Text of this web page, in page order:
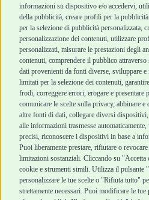
informazioni su dispositivo e/o accedervi,
della pubblicità, creare profili per la
per la selezione di pubblicità personalizzata,
personalizzazione dei contenuti, utilizzare
personalizzati, misurare le prestazioni degli
contenuti, comprendere il pubblico
dati provenienti da fonti diverse, sviluppare
limitati per la selezione dei contenuti,
frodi, correggere errori, erogare e presentare
comunicare le scelte sulla privacy, abbinare
altre fonti di dati, collegare diversi
alle informazioni trasmesse
precisi, riconoscere i dispositivi in base a
Puoi liberamente prestare, rifiutare o
limitazioni sostanziali. Cliccando su "Accetta
cookie e strumenti simili. Utilizza il pulsante
personalizzare le tue scelte o "Rifiuta tutto"
strettamente necessari. Puoi modificare le
Robinson Pet Shop
Chi siamo
Punti vendita
Marchi
Blog
Assistenza Robinson
Pet Shop
Offerte
Promozioni
Recensioni Feedaty
Robinson Pet Shop S.r.l.